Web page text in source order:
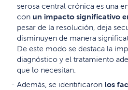
serosa central crónica es una
con un impacto significativo
pesar de la resolución, deja
disminuyen de manera
De este modo se destaca la
diagnóstico y el tratamiento
que lo necesitan.
Además, se identificaron los